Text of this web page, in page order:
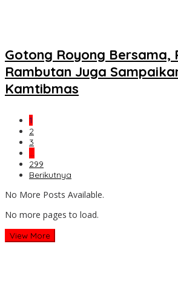
Gotong Royong Bersama,
Rambutan Juga
Kamtibmas
1
2
3
…
299
Berikutnya
No More Posts Available.
No more pages to load.
View More